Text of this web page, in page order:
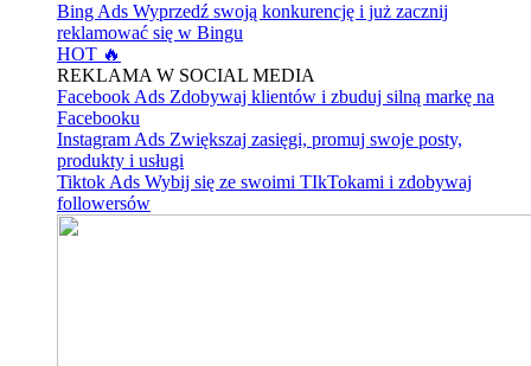
Bing Ads Wyprzedź swoją konkurencję i już zacznij
reklamować się w Bingu
HOT 🔥
REKLAMA W SOCIAL MEDIA
Facebook Ads Zdobywaj klientów i zbuduj silną markę na
Facebooku
Instagram Ads Zwiększaj zasięgi, promuj swoje posty,
produkty i usługi
Tiktok Ads Wybij się ze swoimi TIkTokami i zdobywaj
followersów